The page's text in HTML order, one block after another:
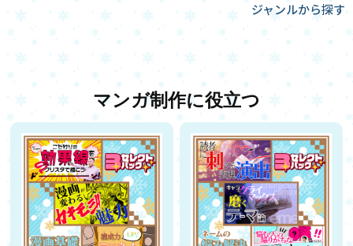
ジャンルから探す
マンガ制作に役立つ